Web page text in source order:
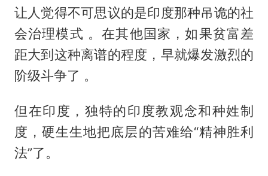
让人觉得不可思议的是印度那种吊诡的社
会治理模式 。在其他国家，如果贫富差
距大到这种离谱的程度，早就爆发激烈的
阶级斗争了 。
但在印度，独特的印度教观念和种姓制
度，硬生生地把底层的苦难给“精神胜利
法”了。